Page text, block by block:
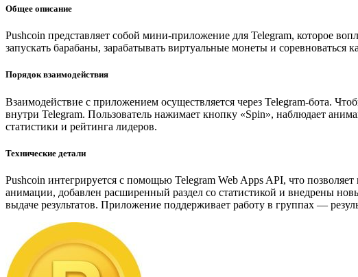
Общее описание
Pushcoin представляет собой мини-приложение для Telegram, которое
запускать барабаны, зарабатывать виртуальные монеты и
Порядок взаимодействия
Взаимодействие с приложением осуществляется через Telegram-бота.
внутри Telegram. Пользователь нажимает кнопку «Spin», наблюдает
статистики и рейтинга лидеров.
Технические детали
Pushcoin интегрируется с помощью Telegram Web Apps API, что
анимации, добавлен расширенный раздел со статистикой и внедрены
выдаче результатов. Приложение поддерживает работу в группах —